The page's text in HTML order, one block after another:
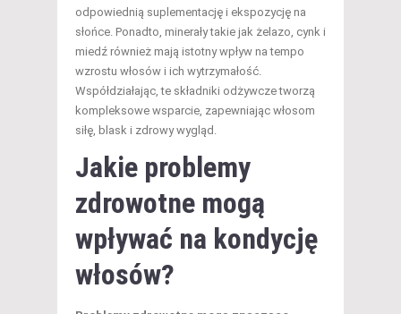
odpowiednią suplementację i ekspozycję na
słońce. Ponadto, minerały takie jak żelazo, cynk i
miedź również mają istotny wpływ na tempo
wzrostu włosów i ich wytrzymałość.
Współdziałając, te składniki odżywcze tworzą
kompleksowe wsparcie, zapewniając włosom
siłę, blask i zdrowy wygląd.
Jakie problemy
zdrowotne mogą
wpływać na kondycję
włosów?